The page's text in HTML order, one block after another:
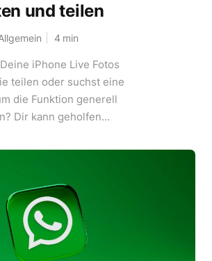
und teilen
4 min
iPhone Live Fotos
teilen oder suchst eine
die Funktion generell
Dir kann geholfen...